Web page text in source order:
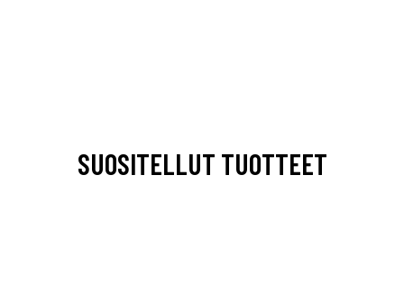
SUOSITELLUT TUOTTEET